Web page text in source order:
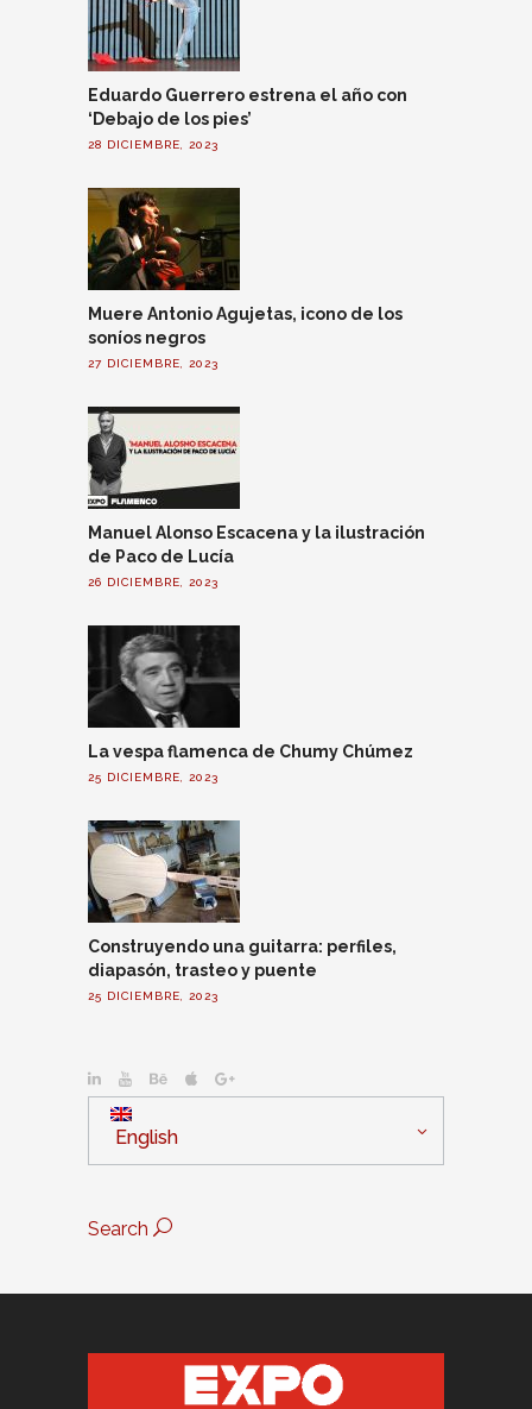
Eduardo Guerrero estrena el año con
‘Debajo de los pies’
28 DICIEMBRE, 2023
Muere Antonio Agujetas, icono de los
soníos negros
27 DICIEMBRE, 2023
Manuel Alonso Escacena y la ilustración
de Paco de Lucía
26 DICIEMBRE, 2023
La vespa flamenca de Chumy Chúmez
25 DICIEMBRE, 2023
Construyendo una guitarra: perfiles,
diapasón, trasteo y puente
25 DICIEMBRE, 2023
English
Search